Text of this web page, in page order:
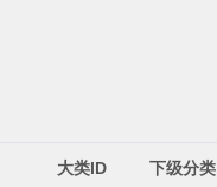
大类ID 下级分类